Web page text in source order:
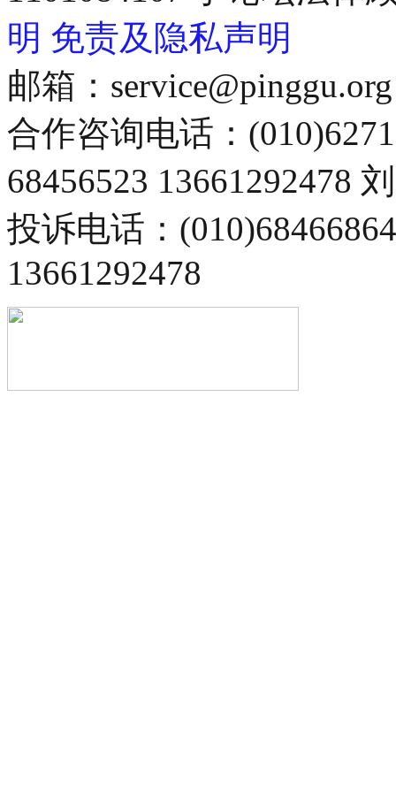
明 免责及隐私声明
邮箱：service@pinggu.org
合作咨询电话：
68456523 13661292478
投诉电话：
13661292478